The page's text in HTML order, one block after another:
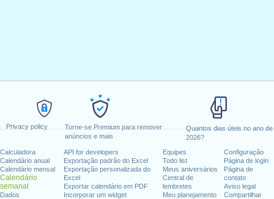
Privacy policy
Torne-se Premium para remover
anúncios e mais
Quantos dias úteis no ano de
2026?
Calculadora
Calendário anual
Calendário mensal
Calendário
semanal
Dados
API for developers
Exportação padrão do Excel
Exportação personalizada do
Excel
Exportar calendário em PDF
Incorporar um widget
Equipes
Todo list
Meus aniversários
Central de
lembretes
Meu planejamento
Configuração
Página de login
Página de
contato
Aviso legal
Compartilhar